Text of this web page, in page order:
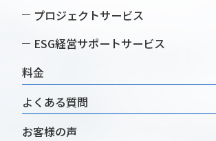
プロジェクトサービス
ESG経営サポートサービス
料金
よくある質問
お客様の声